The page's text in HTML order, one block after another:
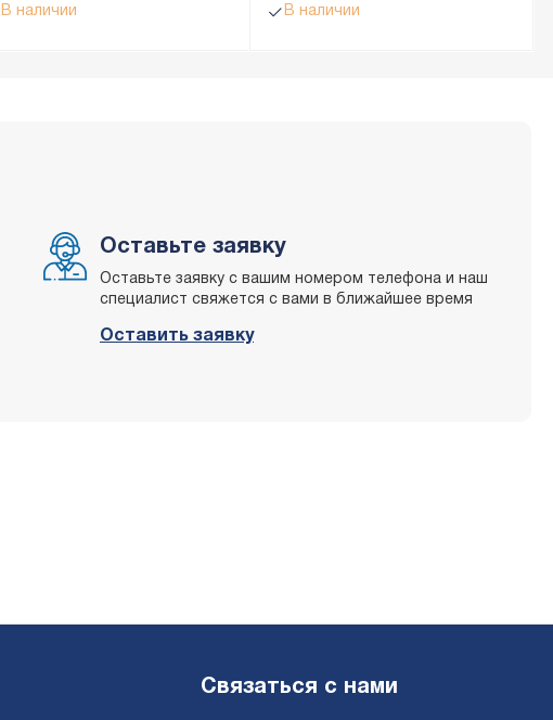
В наличии В наличии
Оставьте заявку
Оставьте заявку с вашим номером телефона и наш
специалист свяжется с вами в ближайшее время
Оставить заявку
Связаться с нами